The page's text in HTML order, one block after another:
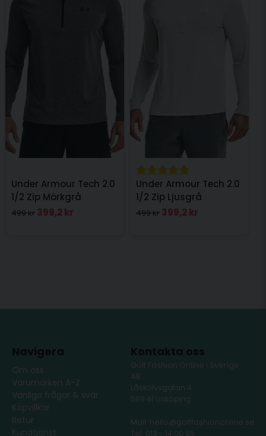
Under Armour Tech 2.0
1/2 Zip Mörkgrå
499 kr 399,2 kr
Under Armour Tech 2.0
1/2 Zip Ljusgrå
499 kr 399,2 kr
Om oss
Varumärken A-Z
Vanliga frågor & svar
Köpvillkor
Retur
Kundtjänst
Golf Fashion Online i Sverige
AB
Låskolvsgatan 4
589 41 Linköping
Mail: hello@golffashiononline.se
Tel: 013 - 14 00 95